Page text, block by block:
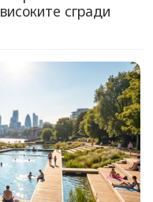
сгради